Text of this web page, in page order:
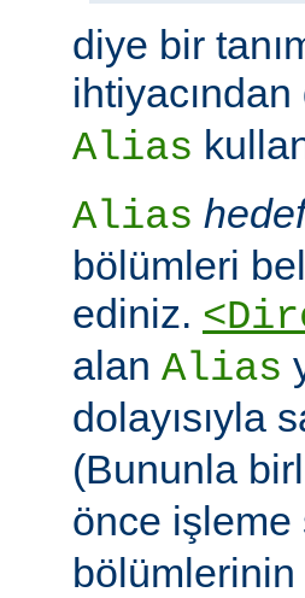
diye bir
ihtiyacından
Alias
Alias
bölümleri
ediniz.
alan Alias
dolayısıyla
(Bununla
önce işleme